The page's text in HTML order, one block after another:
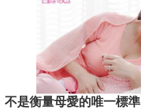
不是衡量母愛的唯一標準